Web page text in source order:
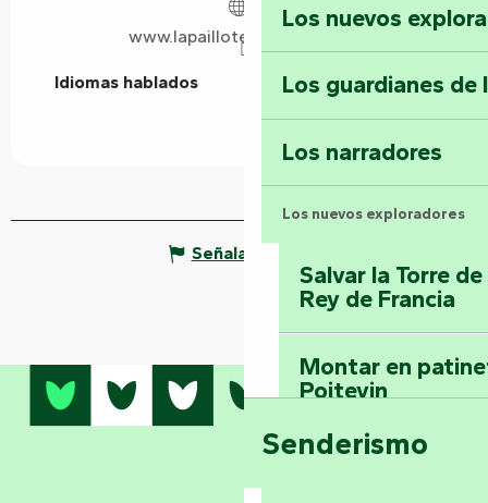
Los nuevos
Los guardianes de
Los narradores
Los nuevos exploradores
Salvar la Torre
Rey de Francia
Montar en
Poitevin
Domine los
Senderismo
www.lapaillotefontenay.com
Idiomas hablados
Idiomas hablados
Señalar un error